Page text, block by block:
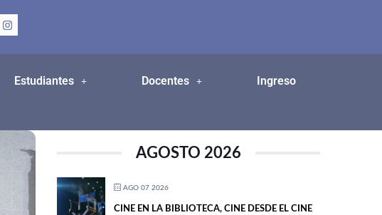
Estudiantes Docentes Ingreso
AGOSTO 2026
AGO 07 2026
CINE EN LA BIBLIOTECA, CINE DESDE EL CINE